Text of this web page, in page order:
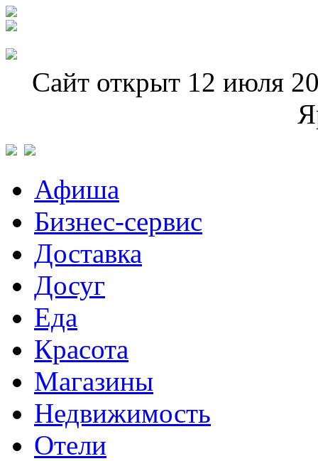
Сайт открыт 12 июля
Афиша
Бизнес-сервис
Доставка
Досуг
Еда
Красота
Магазины
Недвижимость
Отели